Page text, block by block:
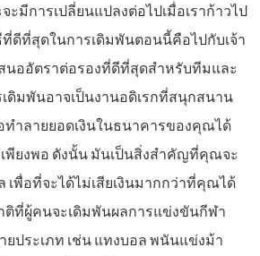
มีการเปลี่ยนแปลงต่อไปเมื่อเราก้าวไป
ดีที่สุดในการเดิมพันตอนนี้คือไปกับเจ้า
นออัตราต่อรองที่ดีที่สุดสำหรับทีมและ
มพันอาจเป็นงานอดิเรกที่สนุกสนาน
ทำลายยอดเงินในธนาคารของคุณได้
พียงพอ ดังนั้น มันเป็นสิ่งสำคัญที่คุณจะ
เพื่อที่จะได้ไม่เสียเงินมากกว่าที่คุณได้
ติที่ผู้คนจะเดิมพันผลการแข่งขันกีฬา
ยประเภท เช่น แทงบอล พนันแข่งม้า